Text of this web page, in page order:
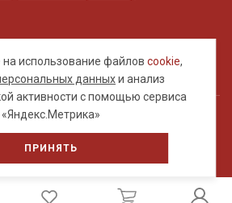
на использование файловcookie,
данныхи анализ
активности с помощью сервиса
«Яндекс.Метрика»
ПРИНЯТЬ
публичной
данных